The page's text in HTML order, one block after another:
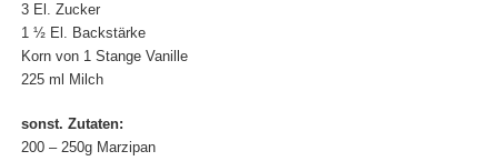
3 El. Zucker
1 ½ El. Backstärke
Korn von 1 Stange Vanille
225 ml Milch
sonst. Zutaten:
200 – 250g Marzipan